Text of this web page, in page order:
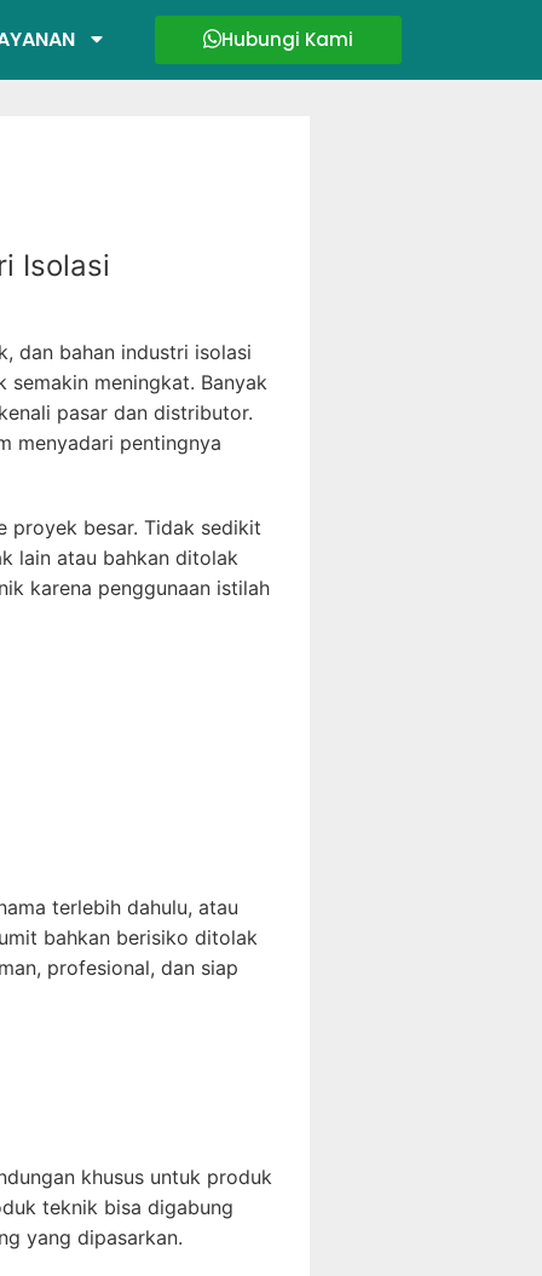
Hubungi Kami
Isolasi
dan bahan industri isolasi
meningkat. Banyak
pasar dan distributor.
menyadari pentingnya
proyek besar. Tidak sedikit
lain atau bahkan ditolak
karena penggunaan istilah
terlebih dahulu, atau
bahkan berisiko ditolak
profesional, dan siap
khusus untuk produk
teknik bisa digabung
yang dipasarkan.